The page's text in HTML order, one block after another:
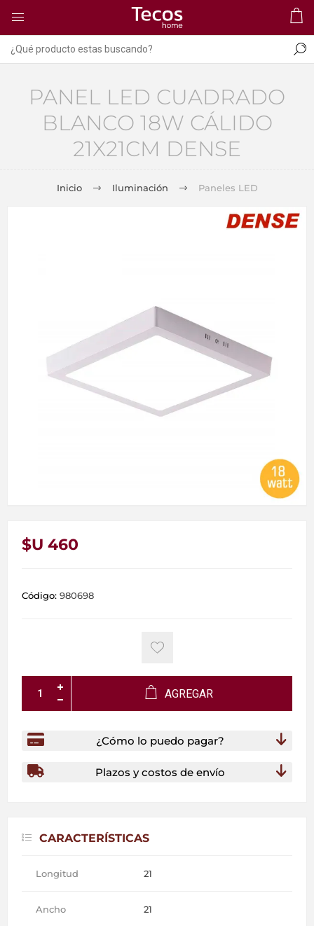
PANEL LED CUADRADO
BLANCO 18W CÁLIDO
21X21CM DENSE
Inicio Iluminación Paneles LED
$U 460
Código: 980698
AGREGAR
¿Cómo lo puedo pagar?
Plazos y costos de envío
CARACTERÍSTICAS
Longitud 21
Ancho 21